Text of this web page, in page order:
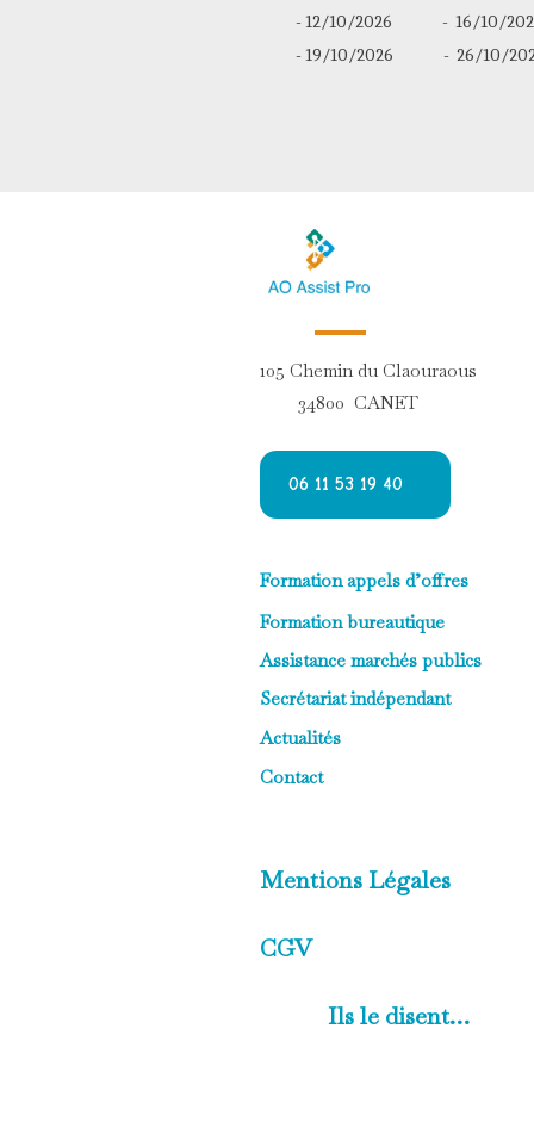
- 12/10/2026              -  16/10/
- 19/10/2026              -  26/10/
105 Chemin du Claouraous
34800 CANET
06 11 53 19 40
Formation appels d’offres
Formation bureautique
Assistance marchés publics
Secrétariat indépendant
Actualités
Contact
Mentions Légales
CGV
Ils le disent…